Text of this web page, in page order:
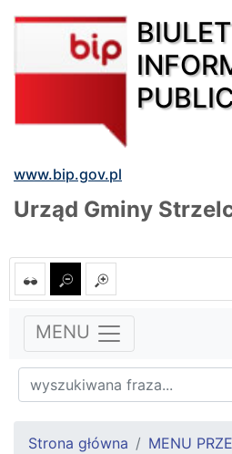
www.bip.gov.pl
Urząd Gminy
MENU
Strona główna
MENU